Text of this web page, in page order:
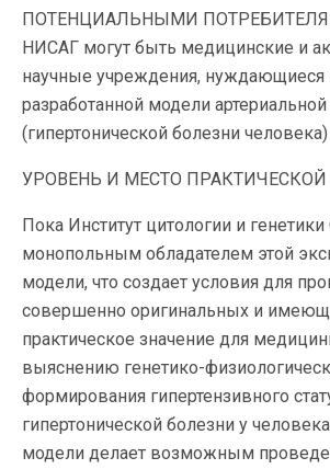
ПОТЕНЦИАЛЬНЫМИ
НИСАГ могут быть медицинские и
научные учреждения, нуждающиеся
разработанной модели артериальной
(гипертонической болезни человека)
УРОВЕНЬ И МЕСТО
Пока Институт цитологии и
монопольным обладателем этой
модели, что создает условия для
совершенно оригинальных и
практическое значение для
выяснению генетико-
формирования гипертензивного
гипертонической болезни у
модели делает возможным